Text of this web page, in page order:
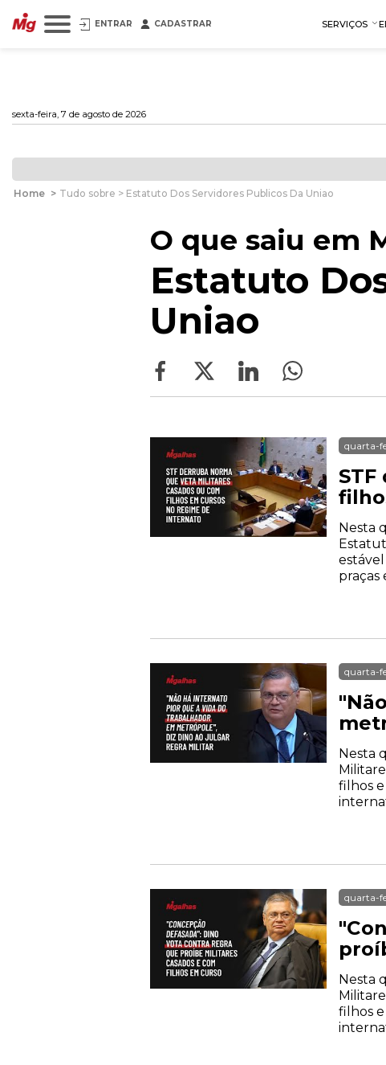
ENTRAR CADASTRAR SERVIÇOS
sexta-feira, 7 de agosto de 2026
Home > Tudo sobre > Estatuto Dos Servidores Publicos Da Uniao
O que saiu em
Estatuto
Uniao
quarta-
Nesta
praças
quarta-
Nesta
filhos
quarta-
Nesta
filhos